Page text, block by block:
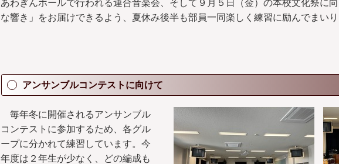
あわぎんホールで行われる連合音楽会、そして９月５日（金）の本校文化祭に
な響き」をお届けできるよう、夏休み後半も部員一同楽しく練習に励んでまいり
アンサンブルコンテストに向けて
毎年冬に開催されるアンサンブル
コンテストに参加するため、各グル
ープに分かれて練習しています。今
年度は２年生が少なく、どの編成も